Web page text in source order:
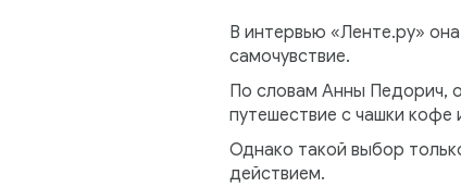
В интервью «Ленте.ру»
самочувствие.
По словам Анны Педорич,
путешествие с чашки кофе
Однако такой выбор
действием.